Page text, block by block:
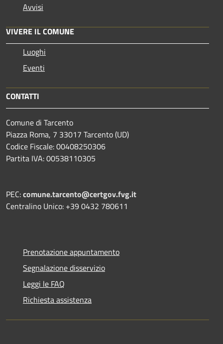
Avvisi
VIVERE IL COMUNE
Luoghi
Eventi
CONTATTI
Comune di Tarcento
Piazza Roma, 7 33017 Tarcento (UD)
Codice Fiscale: 00408250306
Partita IVA: 00538110305
PEC:comune.tarcento@certgov.fvg.it
Centralino Unico: +39 0432 780611
Prenotazione appuntamento
Segnalazione disservizio
Leggi le FAQ
Richiesta assistenza